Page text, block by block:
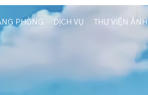
PHÒNG DỊCH VỤ THƯ VIỆN ẢNH